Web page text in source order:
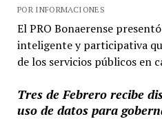
POR INFORMACIONES
El PRO Bonaerense
inteligente y participativa
de los servicios públicos en
Tres de Febrero recibe
uso de datos para
voz
que
tenía
mucho
decir